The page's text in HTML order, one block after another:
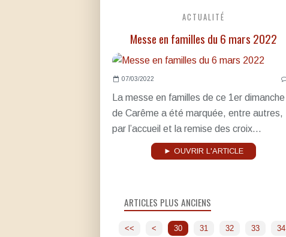
ACTUALITÉ
Messe en familles du 6 mars 2022
07/03/2022
La messe en familles de ce 1er dimanche
de Carême a été marquée, entre autres,
par l’accueil et la remise des croix...
► OUVRIR L'ARTICLE
ARTICLES PLUS ANCIENS
<< < 10
20
30 31 32 33 34